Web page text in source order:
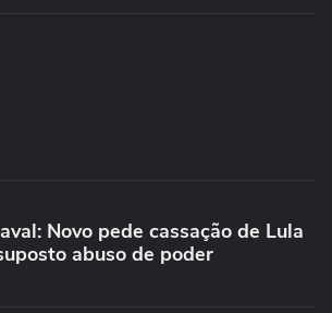
Novo pede cassação de Lula
abuso de poder